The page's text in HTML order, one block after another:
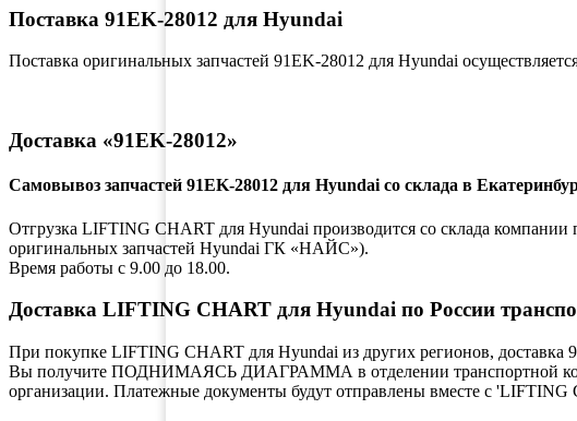
Поставка 91EK-28012 для Hyundai
Поставка оригинальных запчастей 91EK-28012 для Hyundai
Доставка «91EK-28012»
Самовывоз запчастей 91EK-28012 для Hyundai со склада в
Отгрузка LIFTING CHART для Hyundai производится со склада компании
оригинальных запчастей Hyundai ГК «НАЙС»).
Время работы с 9.00 до 18.00.
Доставка LIFTING CHART для Hyundai по России
При покупке LIFTING CHART для Hyundai из других регионов, доставка
Вы получите ПОДНИМАЯСЬ ДИАГРАММА в отделении транспортной
организации. Платежные документы будут отправлены вместе с